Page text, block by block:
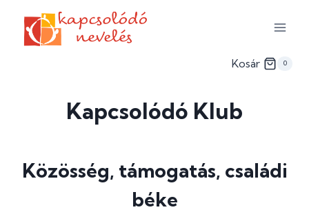
content
Kosár 0
Kapcsolódó Klub
Közösség, támogatás, családi
béke